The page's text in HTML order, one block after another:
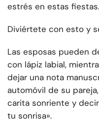
estrés en estas fiestas.
Diviértete con esto y
Las esposas pueden
con lápiz labial,
dejar una nota
automóvil de su
carita sonriente y
tu sonrisa».